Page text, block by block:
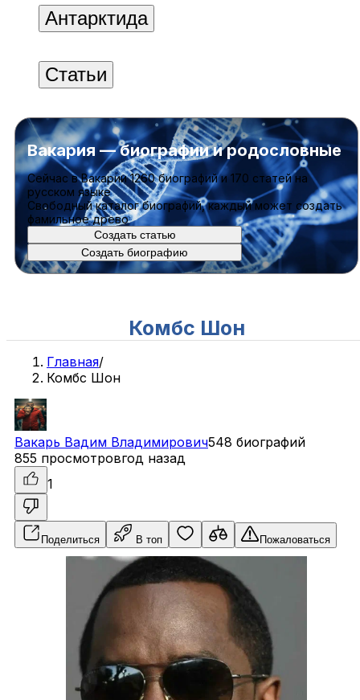
Антарктида
Статьи
Вакария — биографии и родословные
Cейчас в Вакарии1260 биографийи170 статейна
русском языке
Свободный каталог биографий, каждый может создать
фамильное древо
Создать статью
Создать биографию
Комбс Шон
Главная/
Комбс Шон
Вакарь Вадим Владимирович548 биографий
855 просмотровгод назад
1
Поделиться В топ Пожаловаться